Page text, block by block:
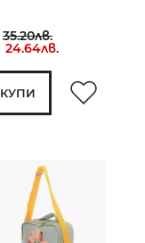
35.20лв.
КУПИ